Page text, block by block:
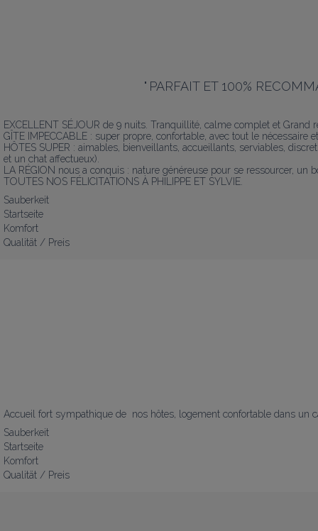
" PARFAIT ET 100%
EXCELLENT SÉJOUR de 9 nuits. Tranquillité, calme complet et Grand
GÎTE IMPECCABLE : super propre, confortable, avec tout le
HÔTES SUPER : aimables, bienveillants, accueillants, serviables,
et un chat affectueux).
LA RÉGION nous a conquis : nature généreuse pour se ressourcer,
TOUTES NOS FÉLICITATIONS À PHILIPPE ET SYLVIE.
Sauberkeit
Startseite
Komfort
Qualität / Preis
Accueil fort sympathique de  nos hôtes, logement confortable dans un
Sauberkeit
Startseite
Komfort
Qualität / Preis